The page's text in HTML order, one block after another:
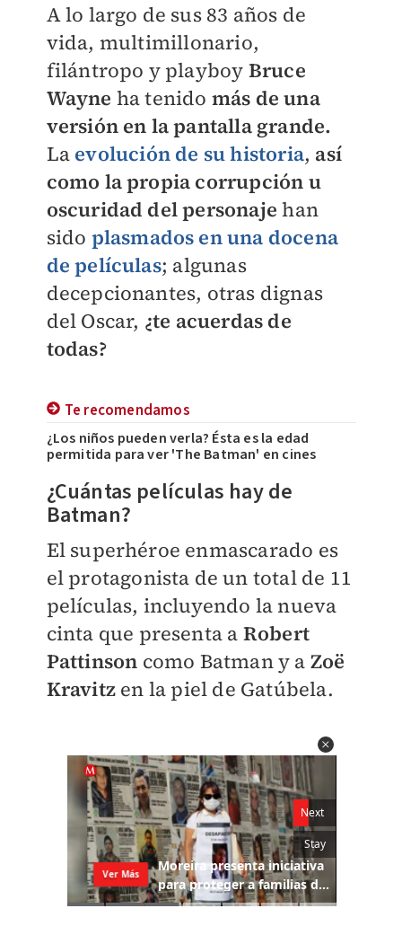
A lo largo de sus 83 años de
vida, multimillonario,
filántropo y playboy Bruce
Wayne ha tenido más de una
versión en la pantalla grande.
La evolución de su historia, así
como la propia corrupción u
oscuridad del personajehan
sido plasmados en una docena
de películas; algunas
decepcionantes, otras dignas
del Oscar, ¿te acuerdas de
todas?
Te recomendamos
¿Los niños pueden verla? Ésta es la edad
permitida para ver 'The Batman' en cines
¿Cuántas películas hay de
Batman?
El superhéroe enmascarado es
el protagonista de un total de 11
películas, incluyendo la nueva
cinta que presenta a Robert
Pattinson como Batman y a Zoë
Kravitzen la piel de Gatúbela.